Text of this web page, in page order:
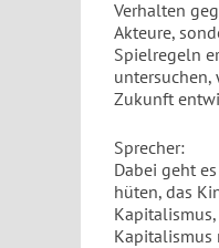
Verhalten
Akteure,
Spielregeln
Zukunft
Sprecher:
Dabei geht
hüten, das
Kapitalismus